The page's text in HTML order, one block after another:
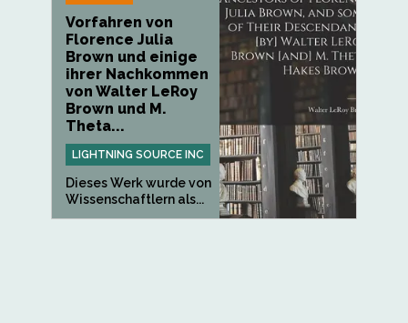
Vorfahren von
Florence Julia
Brown und einige
ihrer Nachkommen
von Walter LeRoy
Brown und M.
Theta...
LIGHTNING SOURCE INC
Dieses Werk wurde von
Wissenschaftlern als...